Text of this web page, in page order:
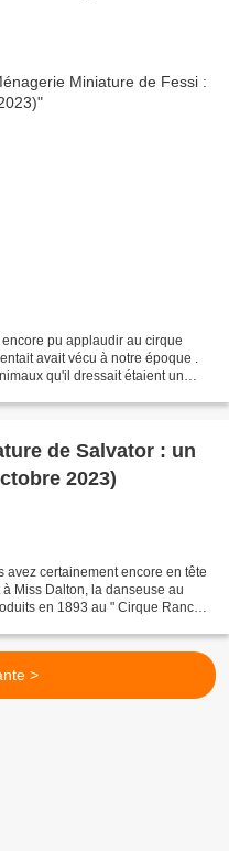
pu applaudir au cirque
avait vécu à notre époque .
qu'il dressait étaient un
ancien de chez Bidel (25 octobre 2023)
avez certainement encore en tête
Miss Dalton, la danseuse au
en 1893 au " Cirque Rancy ".
>